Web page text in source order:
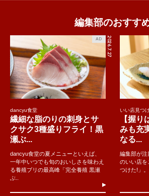
編集部のおすす
2026.7.27
AD
dancyu食堂
繊細な脂のりの刺身とサ
クサク3種盛りフライ！黒
瀬ぶ...
dancyu食堂の夏メニューといえば、
一年中いつでも旬のおいしさを味わえ
る養殖ブリの最高峰「完全養殖 黒瀬
ぶ..
いい店見つ
【握り
みも充
なる...
編集部が注
のいい店を
つけた!」